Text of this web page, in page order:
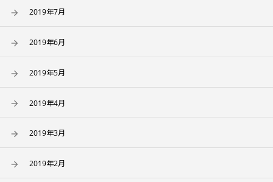
2019年7月
2019年6月
2019年5月
2019年4月
2019年3月
2019年2月